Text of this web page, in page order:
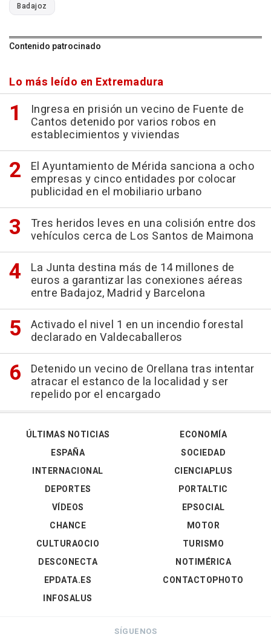
Badajoz
Contenido patrocinado
Lo más leído en Extremadura
Ingresa en prisión un vecino de Fuente de
Cantos detenido por varios robos en
establecimientos y viviendas
El Ayuntamiento de Mérida sanciona a ocho
empresas y cinco entidades por colocar
publicidad en el mobiliario urbano
Tres heridos leves en una colisión entre dos
vehículos cerca de Los Santos de Maimona
La Junta destina más de 14 millones de
euros a garantizar las conexiones aéreas
entre Badajoz, Madrid y Barcelona
Activado el nivel 1 en un incendio forestal
declarado en Valdecaballeros
Detenido un vecino de Orellana tras intentar
atracar el estanco de la localidad y ser
repelido por el encargado
ÚLTIMAS NOTICIAS
ESPAÑA
INTERNACIONAL
DEPORTES
VÍDEOS
ECONOMÍA
SOCIEDAD
CIENCIAPLUS
PORTALTIC
EPSOCIAL
CHANCE
CULTURAOCIO
DESCONECTA
EPDATA.ES
INFOSALUS
MOTOR
TURISMO
NOTIMÉRICA
CONTACTOPHOTO
SÍGUENOS